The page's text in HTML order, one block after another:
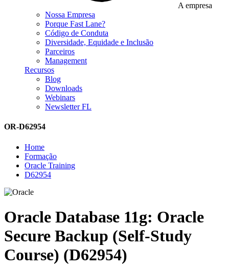
A empresa
Nossa Empresa
Porque Fast Lane?
Código de Conduta
Diversidade, Equidade e Inclusão
Parceiros
Management
Recursos
Blog
Downloads
Webinars
Newsletter FL
OR-D62954
Home
Formação
Oracle Training
D62954
Oracle Database 11g: Oracle
Secure Backup (Self-Study
Course) (D62954)